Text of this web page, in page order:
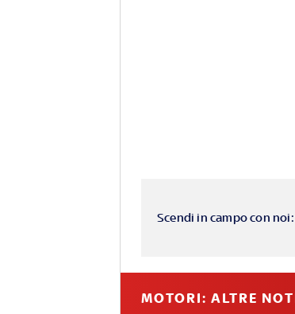
Scendi in campo con noi:
MOTORI: ALTRE